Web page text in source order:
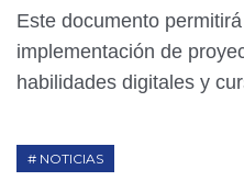
Este documento
implementación de
habilidades digitales y
NOTICIAS